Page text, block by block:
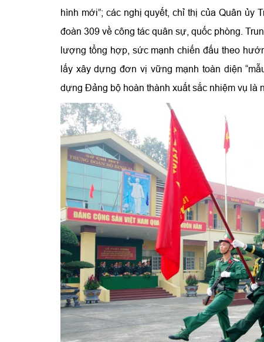
hình mới”; các nghị quyết, chỉ thị của Quân
đoàn 309 về công tác quân sự, quốc phòng.
lượng tổng hợp, sức mạnh chiến đấu theo
lấy xây dựng đơn vị vững mạnh toàn diện
dựng Đảng bộ hoàn thành xuất sắc nhiệm vụ là